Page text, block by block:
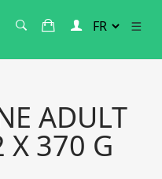
ADULT
X 370 G